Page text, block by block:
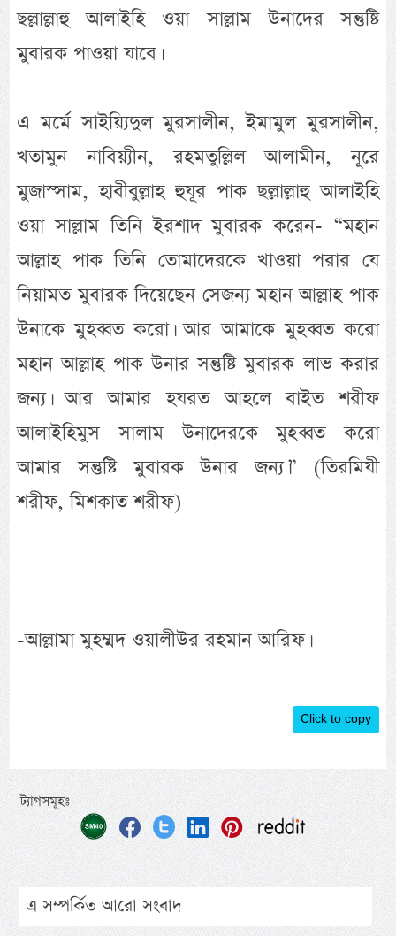
ছল্লাল্লাহু আলাইহি ওয়া সাল্লাম উনাদের সন্তুষ্টি
মুবারক পাওয়া যাবে।
এ মর্মে সাইয়্যিদুল মুরসালীন, ইমামুল মুরসালীন,
খতামুন নাবিয়্যীন, রহমতুল্লিল আলামীন, নূরে
মুজাস্সাম, হাবীবুল্লাহ হুযূর পাক ছল্লাল্লাহু আলাইহি
ওয়া সাল্লাম তিনি ইরশাদ মুবারক করেন- “মহান
আল্লাহ পাক তিনি তোমাদেরকে খাওয়া পরার যে
নিয়ামত মুবারক দিয়েছেন সেজন্য মহান আল্লাহ পাক
উনাকে মুহব্বত করো। আর আমাকে মুহব্বত করো
মহান আল্লাহ পাক উনার সন্তুষ্টি মুবারক লাভ করার
জন্য। আর আমার হযরত আহলে বাইত শরীফ
আলাইহিমুস সালাম উনাদেরকে মুহব্বত করো
আমার সন্তুষ্টি মুবারক উনার জন্য।” (তিরমিযী
শরীফ, মিশকাত শরীফ)
-আল্লামা মুহম্মদ ওয়ালীউর রহমান আরিফ।
Click to copy
ট্যাগসমূহঃ
এ সম্পর্কিত আরো সংবাদ